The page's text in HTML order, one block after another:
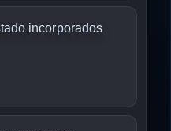
incorporados